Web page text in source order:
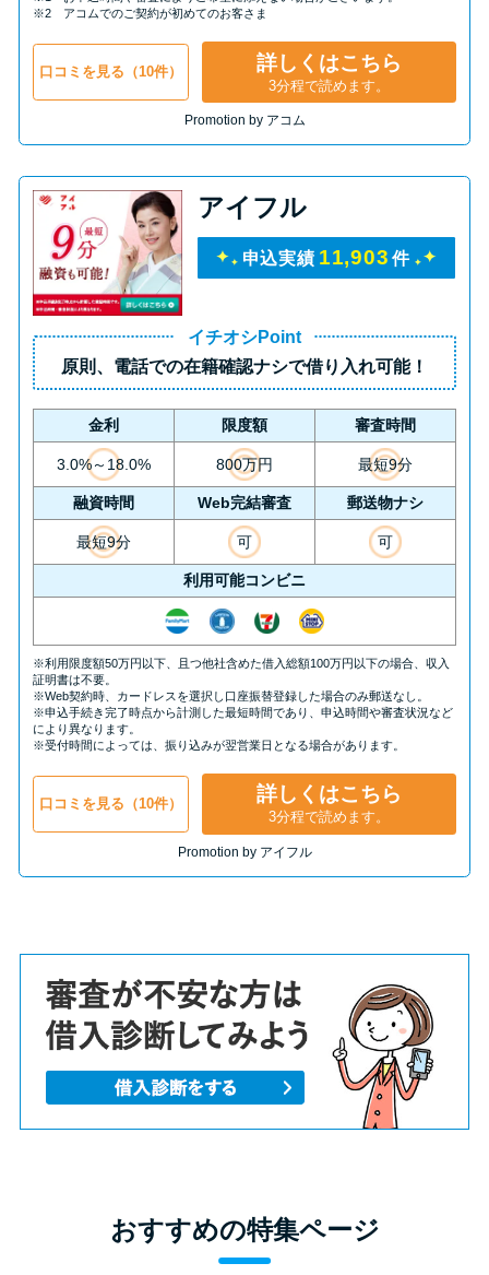
ブラックでもお金を借りるに
は？3つの判断基準と工面法
アコムはブラックでも審査に通
る？ 自分がブラックか確かめる
方法
アコムとレイクどっちがいい
の？ カードローンの選び方を徹
底解説！
プロミスの返済方法を徹底解
説！ もっとも便利でお得な返済
方法はどれ？
年収が低い＆他社借入があると
落ちる？バンクイックの口コミ
を分析
みずほ銀行カードローンの問い
合わせ先とシーン別の問い合わ
せ方法
※2 アコムでのご契約が初めてのお客さま
口コミを見る（10件） 詳しくはこちら
3分程で読めます。
Promotion by アコム
アイフル
申込実績 11,903 件
イチオシPoint
原則、 電話での在籍確認ナシで借り入れ可能！
金利 限度額 審査時間
3.0%～18.0% 800万円 最短9分
融資時間 Web完結審査 郵送物ナシ
最短9分 可 可
利用可能コンビニ
※利用限度額50万円以下、且つ他社含めた借入総額100万円以下の場合、収入
証明書は不要。
※Web契約時、カードレスを選択し口座振替登録した場合のみ郵送なし。
※申込手続き完了時点から計測した最短時間であり、申込時間や審査状況など
により異なります。
※受付時間によっては、振り込みが翌営業日となる場合があります。
口コミを見る（10件） 詳しくはこちら
3分程で読めます。
Promotion by アイフル
おすすめの特集ページ